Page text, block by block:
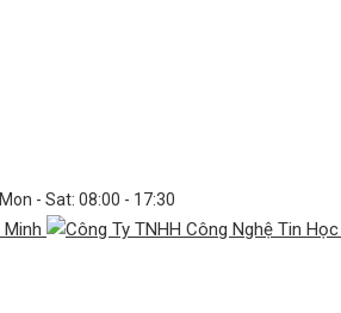
Mon - Sat: 08:00 - 17:30